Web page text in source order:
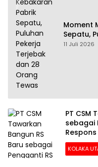
Moment
Sepatu,
28 Orang
11 Juli 2026
PT CSM
sebagai
KOLAKA